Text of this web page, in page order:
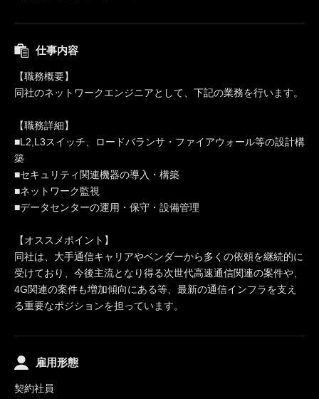
仕事内容
【職務概要】
同社のネットワークエンジニアとして、下記の業務を行います。
【職務詳細】
■L2,L3スイッチ、ロードバランサ・ファイアウォール等の設計構
築
■セキュリティ関連機器の導入・構築
■ネットワーク監視
■データセンターの運用・保守・設備管理
【オススメポイント】
同社は、大手通信キャリアやベンダーから多くの依頼を継続的に
受けており、今後主流となり得る次世代高速通信関連の案件や、
4G関連の案件も増加傾向にある等、最新の通信インフラを支え
る重要なポジションを担っています。
雇用形態
契約社員